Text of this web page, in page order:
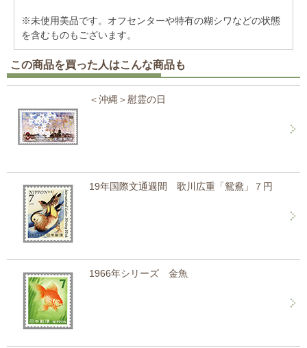
※未使用美品です。オフセンターや特有の糊シワなどの状態
を含むものもございます。
この商品を買った人はこんな商品も
＜沖縄＞慰霊の日
19年国際文通週間 歌川広重「鴛鴦」７円
1966年シリーズ 金魚